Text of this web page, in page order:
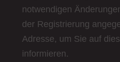
notwendigen
der Registrierung
Adresse, um Sie auf
informieren.